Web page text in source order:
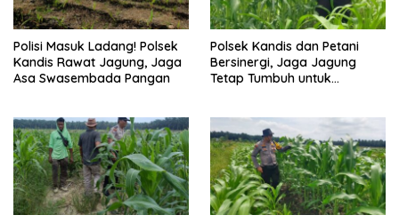
Polisi Masuk Ladang! Polsek
Kandis Rawat Jagung, Jaga
Asa Swasembada Pangan
Polsek Kandis dan Petani
Bersinergi, Jaga Jagung
Tetap Tumbuh untuk